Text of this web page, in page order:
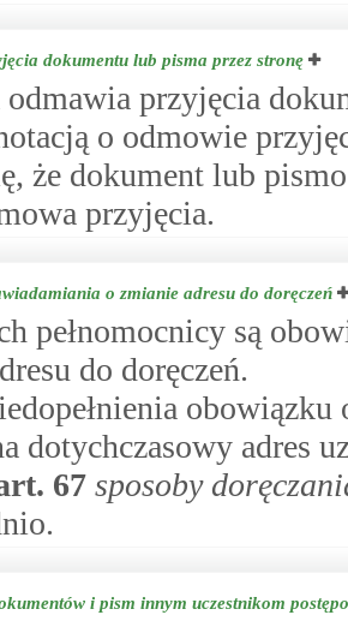
dokumentu lub pisma przez stronę
odmawia przyjęcia
o odmowie
że dokument lub
przyjęcia.
o zmianie adresu do doręczeń
pełnomocnicy są
do doręczeń.
dotychczasowy adres
67 sposoby
i pism innym uczestnikom